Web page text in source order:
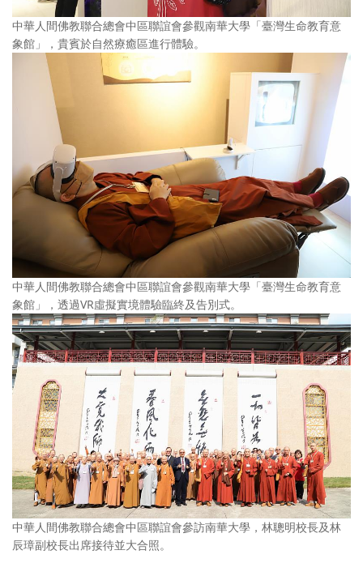
中華人間佛教聯合總會中區聯誼會參觀南華大學「臺灣生命教育意
象館」，貴賓於自然療癒區進行體驗。
中華人間佛教聯合總會中區聯誼會參觀南華大學「臺灣生命教育意
象館」，透過VR虛擬實境體驗臨終及告別式。
中華人間佛教聯合總會中區聯誼會參訪南華大學，林聰明校長及林
辰璋副校長出席接待並大合照。